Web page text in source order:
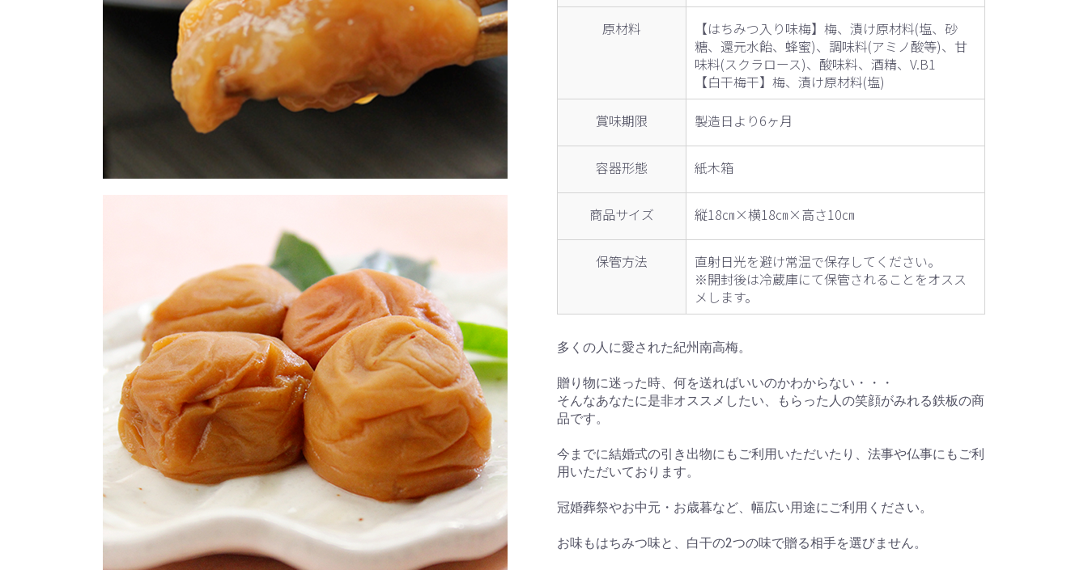
原材料
【はちみつ入り味梅】梅、漬け原材料(塩、砂
糖、還元水飴、蜂蜜)、調味料(アミノ酸等)、甘
味料(スクラロース)、酸味料、酒精、V.B1
【白干梅干】梅、漬け原材料(塩)
賞味期限
製造日より6ヶ月
容器形態 紙木箱
商品サイズ 縦18㎝×横18㎝×高さ10㎝
保管方法
直射日光を避け常温で保存してください。
※開封後は冷蔵庫にて保管されることをオスス
メします。
多くの人に愛された紀州南高梅。
贈り物に迷った時、何を送ればいいのかわからない・・・
そんなあなたに是非オススメしたい、もらった人の笑顔がみれる鉄板の商
品です。
今までに結婚式の引き出物にもご利用いただいたり、法事や仏事にもご利
用いただいております。
冠婚葬祭やお中元・お歳暮など、幅広い用途にご利用ください。
お味もはちみつ味と、白干の2つの味で贈る相手を選びません。